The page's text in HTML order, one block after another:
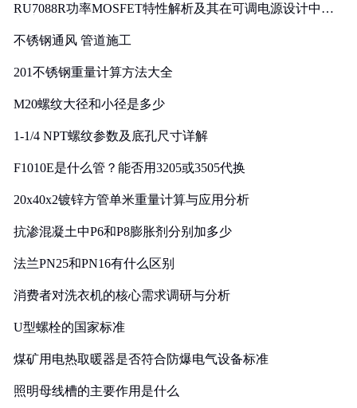
RU7088R功率MOSFET特性解析及其在可调电源设计中的
不锈钢通风 管道施工
201不锈钢重量计算方法大全
M20螺纹大径和小径是多少
1-1/4 NPT螺纹参数及底孔尺寸详解
F1010E是什么管？能否用3205或3505代换
20x40x2镀锌方管单米重量计算与应用分析
抗渗混凝土中P6和P8膨胀剂分别加多少
法兰PN25和PN16有什么区别
消费者对洗衣机的核心需求调研与分析
U型螺栓的国家标准
煤矿用电热取暖器是否符合防爆电气设备标准
照明母线槽的主要作用是什么